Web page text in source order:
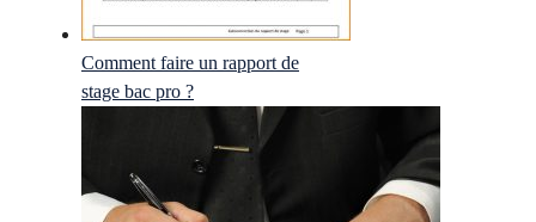
Comment faire un rapport de
stage bac pro ?